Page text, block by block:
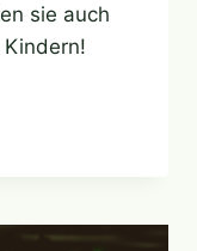
sie auch